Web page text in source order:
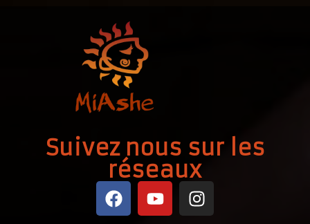
Suivez nous sur les
réseaux